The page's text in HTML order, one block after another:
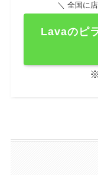
＼ 全国に
Lavaのピ